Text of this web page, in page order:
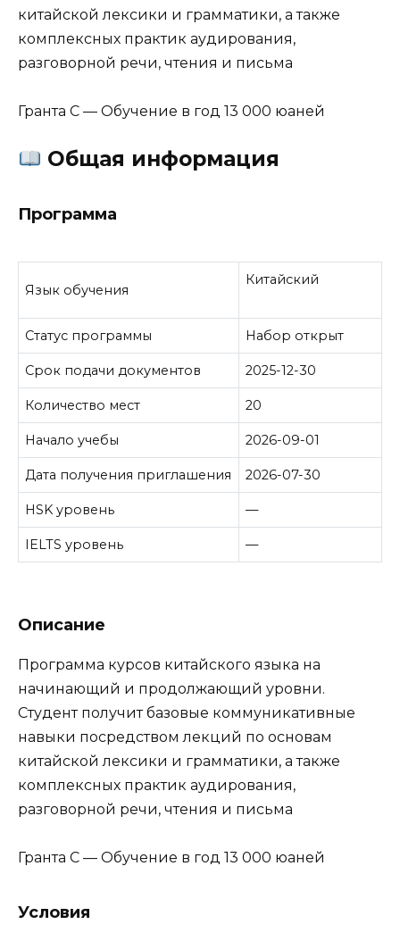
китайской лексики и грамматики, а также
комплексных практик аудирования,
разговорной речи, чтения и письма
Гранта С — Обучение в год 13 000 юаней
Общая информация
Программа
Язык обучения
Китайский
Статус программы Набор открыт
Срок подачи документов 2025-12-30
Количество мест 20
Начало учебы 2026-09-01
Дата получения приглашения 2026-07-30
HSK уровень —
IELTS уровень —
Описание
Программа курсов китайского языка на
начинающий и продолжающий уровни.
Студент получит базовые коммуникативные
навыки посредством лекций по основам
китайской лексики и грамматики, а также
комплексных практик аудирования,
разговорной речи, чтения и письма
Гранта С — Обучение в год 13 000 юаней
Условия